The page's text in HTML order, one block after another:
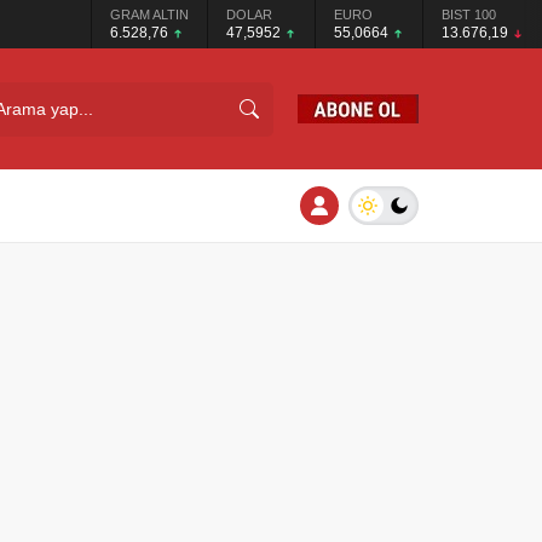
GRAM ALTIN
6.528,76
DOLAR
47,5952
EURO
55,0664
BIST 100
13.676,19